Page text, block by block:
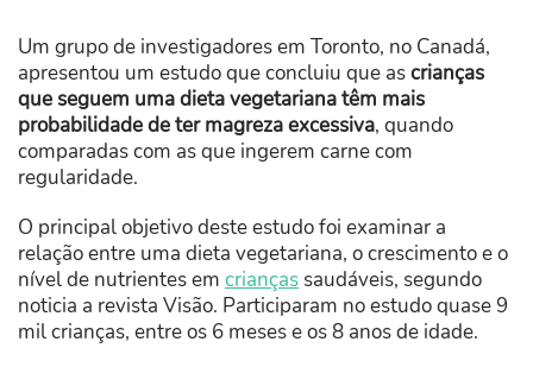
Um grupo de investigadores em Toronto, no Canadá,
apresentou um estudo que concluiu que ascrianças
que seguem uma dieta vegetariana têm mais
probabilidade de ter magreza excessiva, quando
comparadas com as que ingerem carne com
regularidade.
O principal objetivo deste estudo foi examinar a
relação entre uma dieta vegetariana, o crescimento e o
nível de nutrientes em crianças saudáveis, segundo
noticia a revista Visão. Participaram no estudo quase 9
mil crianças, entre os 6 meses e os 8 anos de idade.